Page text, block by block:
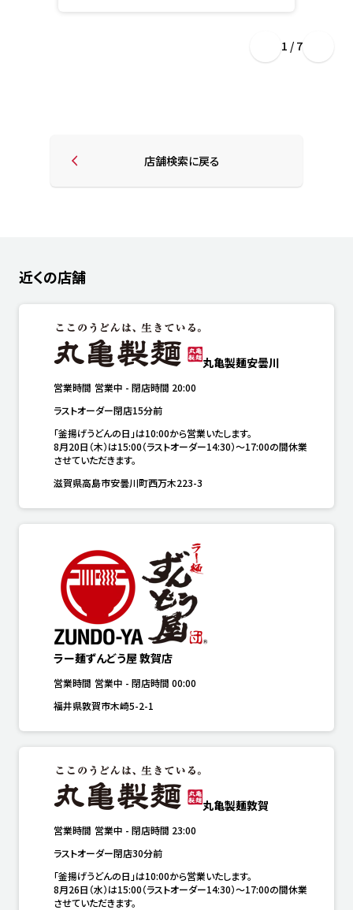
1 / 7
店舗検索に戻る
近くの店舗
丸亀製麺安曇川
営業時間 営業中 - 閉店時間 20:00
ラストオーダー閉店15分前
「釜揚げうどんの日」は10:00から営業いたします。
8月20日（木）は15:00（ラストオーダー14:30）～17:00の間休業
させていただきます。
滋賀県高島市安曇川町西万木223-3
ラー麺ずんどう屋 敦賀店
営業時間 営業中 - 閉店時間 00:00
福井県敦賀市木崎5-2-1
丸亀製麺敦賀
営業時間 営業中 - 閉店時間 23:00
ラストオーダー閉店30分前
「釜揚げうどんの日」は10:00から営業いたします。
8月26日（水）は15:00（ラストオーダー14:30）～17:00の間休業
させていただきます。